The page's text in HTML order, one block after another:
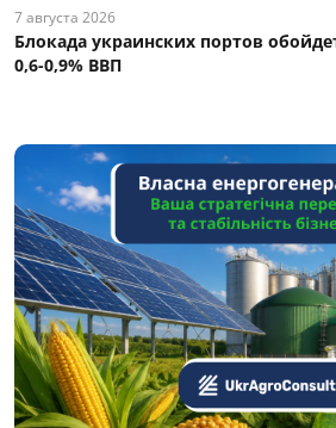
7 августа 2026
Блокада украинских портов
0,6-0,9% ВВП